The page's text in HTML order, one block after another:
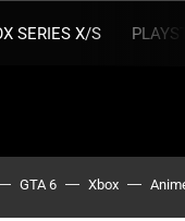
SERIES X/S
GTA 6 Xbox